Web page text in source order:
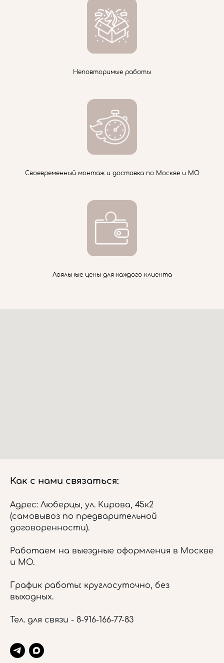
Неповторимые работы
Своевременный монтаж и доставка по Москве и МО
Лояльные цены для каждого клиента
Как с нами связаться:
Адрес: Люберцы, ул. Кирова, 45к2
(самовывоз по предварительной
договоренности).
Работаем на выездные оформления в Москве
и МО.
График работы: круглосуточно, без
выходных.
Тел. для связи - 8-916-166-77-83